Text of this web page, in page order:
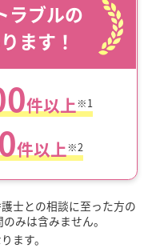
ラブルの
ます！
件以上※1
件以上※2
士との相談に至った方の
みは含みません。
ます。